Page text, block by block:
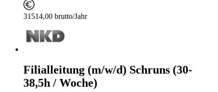
31514,00 brutto/Jahr
Filialleitung (m/w/d) Schruns (30-
38,5h / Woche)